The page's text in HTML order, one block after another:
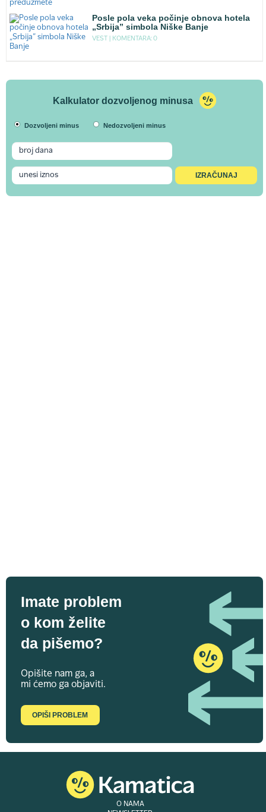
Posle pola veka počinje obnova hotela
„Srbija” simbola Niške Banje
VEST | KOMENTARA: 0
Kalkulator dozvoljenog minusa
Dozvoljeni minus Nedozvoljeni minus
Imate problem
o kom želite
da pišemo?
Opišite nam ga, a
mi ćemo ga objaviti.
OPIŠI PROBLEM
O NAMA